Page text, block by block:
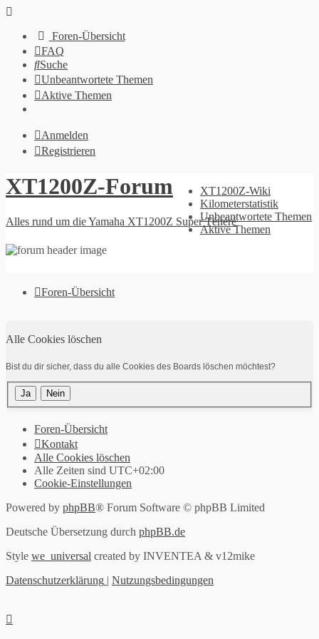
Foren-Übersicht
FAQ
Suche
Unbeantwortete Themen
Aktive Themen
Anmelden
Registrieren
XT1200Z-Wiki
Kilometerstatistik
Unbeantwortete Themen
Aktive Themen
XT1200Z-Forum
Alles rund um die Yamaha XT1200Z Super Ténéré
Foren-Übersicht
Alle Cookies löschen
Bist du dir sicher, dass du alle Cookies des Boards löschen möchtest?
Foren-Übersicht
Kontakt
Alle Cookies löschen
Alle Zeiten sind UTC+02:00
Cookie-Einstellungen
Powered by phpBB® Forum Software © phpBB Limited
Deutsche Übersetzung durch phpBB.de
Style we_universal created by INVENTEA & v12mike
Datenschutzerklärung | Nutzungsbedingungen